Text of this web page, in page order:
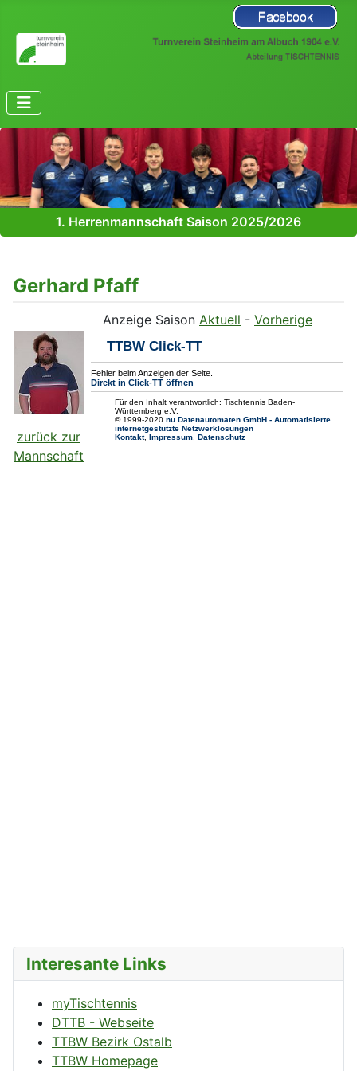
1. Herrenmannschaft Saison 2025/2026
Gerhard Pfaff
Anzeige Saison Aktuell - Vorherige
zurück zur
Mannschaft
Interesante Links
myTischtennis
DTTB - Webseite
TTBW Bezirk Ostalb
TTBW Homepage